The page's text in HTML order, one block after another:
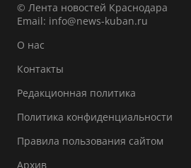
© Лента новостей Краснодара
Email: info@news-kuban.ru
О нас
Контакты
Редакционная политика
Политика конфиденциальности
Правила пользования сайтом
Архив